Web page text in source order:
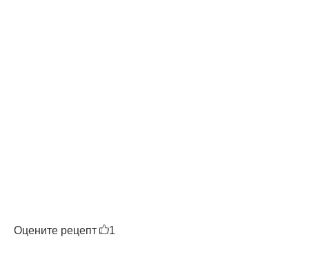
Оцените рецепт 1